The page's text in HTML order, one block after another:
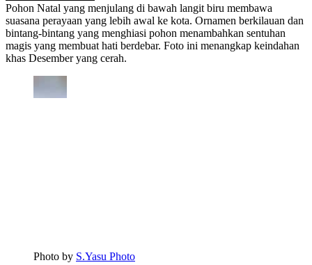
Pohon Natal yang menjulang di bawah langit biru membawa
suasana perayaan yang lebih awal ke kota. Ornamen berkilauan dan
bintang-bintang yang menghiasi pohon menambahkan sentuhan
magis yang membuat hati berdebar. Foto ini menangkap keindahan
khas Desember yang cerah.
Photo by S.Yasu Photo